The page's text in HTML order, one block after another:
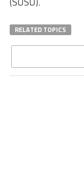
RELATED TOPICS